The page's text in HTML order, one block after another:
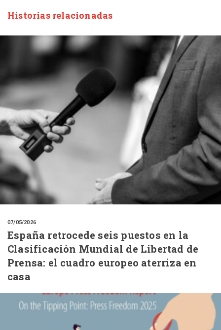
Historias relacionadas
07/05/2026
España retrocede seis puestos en la
Clasificación Mundial de Libertad de
Prensa: el cuadro europeo aterriza en
casa